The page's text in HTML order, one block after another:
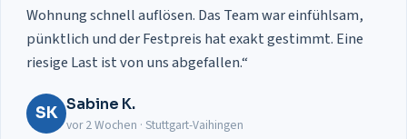
Wohnung schnell auflösen. Das Team war einfühlsam,
pünktlich und der Festpreis hat exakt gestimmt. Eine
riesige Last ist von uns abgefallen.“
SK Sabine K.
vor 2 Wochen · Stuttgart-Vaihingen